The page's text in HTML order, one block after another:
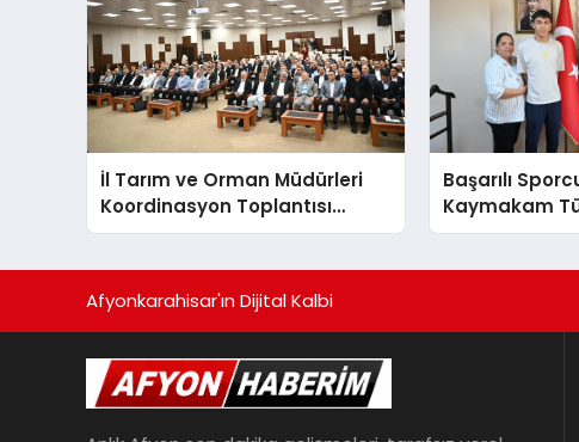
İl Tarım ve Orman Müdürleri
Koordinasyon Toplantısı
Düzenlendi
Başarılı
Kaymakam
Afyonkarahisar'ın Dijital Kalbi